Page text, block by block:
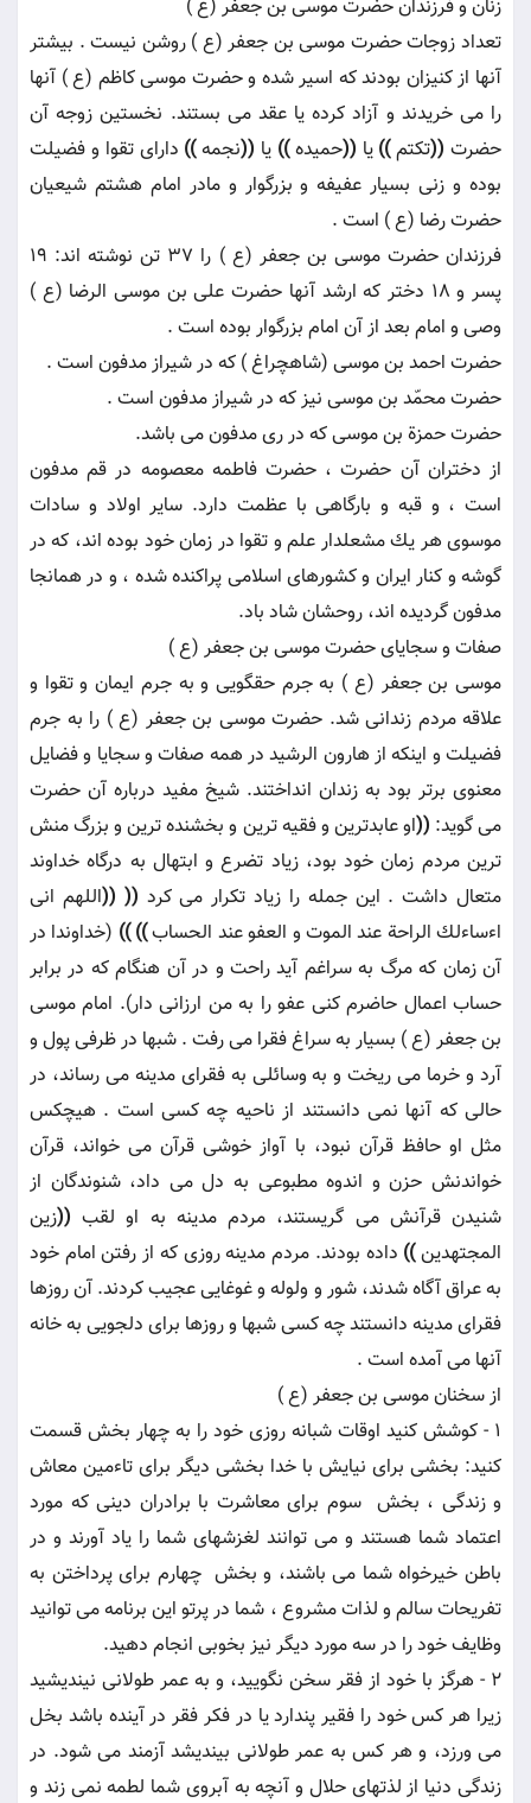
زنان و فرزندان حضرت موسى بن جعفر (ع )
تعداد زوجات حضرت موسى بن جعفر (ع ) روشن نيست . بيشتر
آنها از كنيزان بودند كه اسير شده و حضرت موسى كاظم (ع ) آنها
را مى خريدند و آزاد كرده يا عقد مى بستند. نخستين زوجه آن
حضرت ((تكتم)) يا ((حميده)) يا ((نجمه)) داراى تقوا و فضيلت
بوده و زنى بسيار عفيفه و بزرگوار و مادر امام هشتم شيعيان
حضرت رضا (ع ) است .
فرزندان حضرت موسى بن جعفر (ع ) را 37 تن نوشته اند: 19
پسر و 18 دختر كه ارشد آنها حضرت على بن موسى الرضا (ع )
وصى و امام بعد از آن امام بزرگوار بوده است .
حضرت احمد بن موسى (شاهچراغ ) كه در شيراز مدفون است .
حضرت محمّد بن موسى نيز كه در شيراز مدفون است .
حضرت حمزة بن موسى كه در رى مدفون مى باشد.
از دختران آن حضرت ، حضرت فاطمه معصومه در قم مدفون
است ، و قبه و بارگاهى با عظمت دارد. ساير اولاد و سادات
موسوى هر يك مشعلدار علم و تقوا در زمان خود بوده اند، كه در
گوشه و كنار ايران و كشورهاى اسلامى پراكنده شده ، و در همانجا
مدفون گرديده اند، روحشان شاد باد.
صفات و سجاياى حضرت موسى بن جعفر (ع )
موسى بن جعفر (ع ) به جرم حقگويى و به جرم ايمان و تقوا و
علاقه مردم زندانى شد. حضرت موسى بن جعفر (ع ) را به جرم
فضيلت و اينكه از هارون الرشيد در همه صفات و سجايا و فضايل
معنوى برتر بود به زندان انداختند. شيخ مفيد درباره آن حضرت
مى گويد: ((او عابدترين و فقيه ترين و بخشنده ترين و بزرگ منش
ترين مردم زمان خود بود، زياد تضرع و ابتهال به درگاه خداوند
متعال داشت . اين جمله را زياد تكرار مى كرد ((
((اللهم انى
اءساءلك الراحة عند الموت و العفو عند الحساب))
)) (خداوندا در
آن زمان كه مرگ به سراغم آيد راحت و در آن هنگام كه در برابر
حساب اعمال حاضرم كنى عفو را به من ارزانى دار). امام موسى
بن جعفر (ع ) بسيار به سراغ فقرا مى رفت . شبها در ظرفى پول و
آرد و خرما مى ريخت و به وسائلى به فقراى مدينه مى رساند، در
حالى كه آنها نمى دانستند از ناحيه چه كسى است . هيچكس
مثل او حافظ قرآن نبود، با آواز خوشى قرآن مى خواند، قرآن
خواندنش حزن و اندوه مطبوعى به دل مى داد، شنوندگان از
شنيدن قرآنش مى گريستند، مردم مدينه به او لقب ((زين
المجتهدين)) داده بودند. مردم مدينه روزى كه از رفتن امام خود
به عراق آگاه شدند، شور و ولوله و غوغايى عجيب كردند. آن روزها
فقراى مدينه دانستند چه كسى شبها و روزها براى دلجويى به خانه
آنها مى آمده است .
از سخنان موسى بن جعفر (ع )
1 - كوشش كنيد اوقات شبانه روزى خود را به چهار بخش قسمت
كنيد: بخشى براى نيايش با خدا بخشى ديگر براى تاءمين معاش
و زندگى ، بخش ‍ سوم براى معاشرت با برادران دينى كه مورد
اعتماد شما هستند و مى توانند لغزشهاى شما را ياد آورند و در
باطن خيرخواه شما مى باشند، و بخش ‍ چهارم براى پرداختن به
تفريحات سالم و لذات مشروع ، شما در پرتو اين برنامه مى توانيد
وظايف خود را در سه مورد ديگر نيز بخوبى انجام دهيد.
2 - هرگز با خود از فقر سخن نگوييد، و به عمر طولانى نينديشيد
زيرا هر كس خود را فقير پندارد يا در فكر فقر در آينده باشد بخل
مى ورزد، و هر كس به عمر طولانى بينديشد آزمند مى شود. در
زندگى دنيا از لذتهاى حلال و آنچه به آبروى شما لطمه نمى زند و